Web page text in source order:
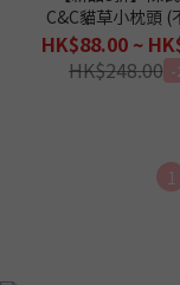
C&C貓草小枕頭 (
力豆)
HK$248.00 -
1